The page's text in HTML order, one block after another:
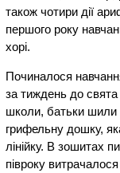
також чотири дії
першого року
хорі.
Починалося
за тиждень до
школи, батьки шили
грифельну дошку,
лінійку. В зошитах
півроку